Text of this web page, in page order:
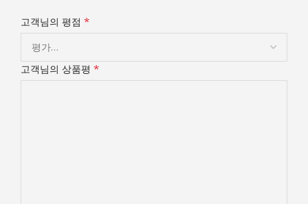
고객님의 평점 *
고객님의 상품평 *